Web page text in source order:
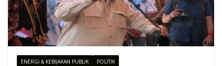
ENERGI & KEBIJAKAN PUBLIK POLITIK